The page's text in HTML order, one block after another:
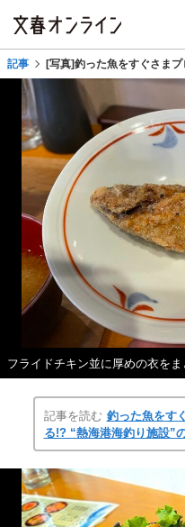
記事 [写真]釣った魚をすぐさま
フライドチキン並に厚めの衣を
記事を読む 釣った魚をす
る!? “熱海港海釣り施設”